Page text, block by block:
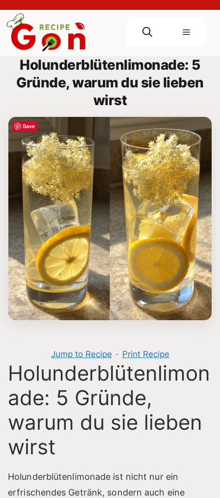
content
Menu
Holunderblütenlimonade: 5
Gründe, warum du sie lieben
wirst
Jump to Recipe · Print Recipe
Holunderblütenlimon
ade: 5 Gründe,
warum du sie lieben
wirst
Holunderblütenlimonade ist nicht nur ein
erfrischendes Getränk, sondern auch eine
Save